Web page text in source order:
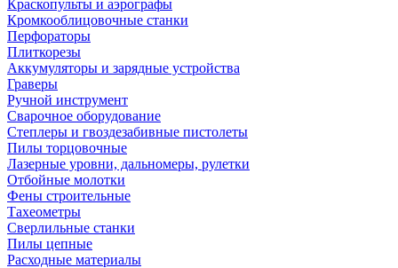
Краскопульты и аэрографы
Кромкооблицовочные станки
Перфораторы
Плиткорезы
Аккумуляторы и зарядные устройства
Граверы
Ручной инструмент
Сварочное оборудование
Степлеры и гвоздезабивные пистолеты
Пилы торцовочные
Лазерные уровни, дальномеры, рулетки
Отбойные молотки
Фены строительные
Тахеометры
Сверлильные станки
Пилы цепные
Расходные материалы